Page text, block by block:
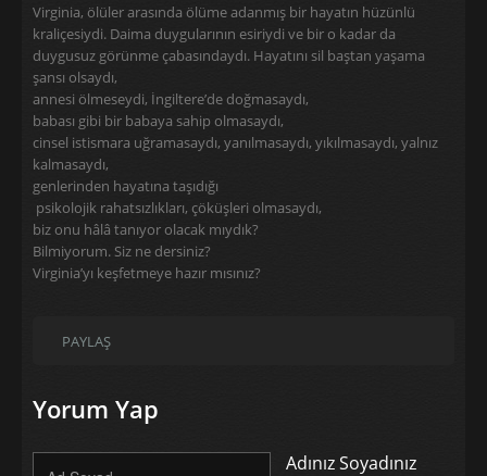
Virginia, ölüler arasında ölüme adanmış bir hayatın hüzünlü
kraliçesiydi. Daima duygularının esiriydi ve bir o kadar da
duygusuz görünme çabasındaydı. Hayatını sil baştan yaşama
şansı olsaydı,
annesi ölmeseydi, İngiltere’de doğmasaydı,
babası gibi bir babaya sahip olmasaydı,
cinsel istismara uğramasaydı, yanılmasaydı, yıkılmasaydı, yalnız
kalmasaydı,
genlerinden hayatına taşıdığı
psikolojik rahatsızlıkları, çöküşleri olmasaydı,
biz onu hâlâ tanıyor olacak mıydık?
Bilmiyorum. Siz ne dersiniz?
Virginia’yı keşfetmeye hazır mısınız?
PAYLAŞ
Yorum Yap
Adınız Soyadınız